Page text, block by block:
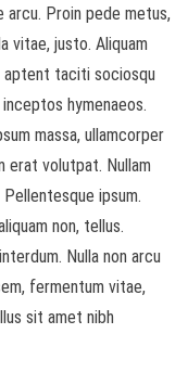
arcu. Proin pede metus,
vitae, justo. Aliquam
aptent taciti sociosqu
hymenaeos.
massa, ullamcorper
erat volutpat. Nullam
ipsum.
non, tellus.
Nulla non arcu
fermentum vitae,
sit amet nibh